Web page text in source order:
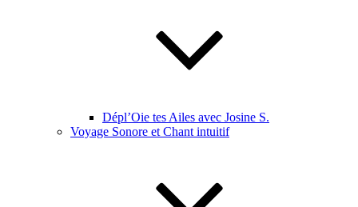
Dépl’Oie tes Ailes avec Josine S.
Voyage Sonore et Chant intuitif